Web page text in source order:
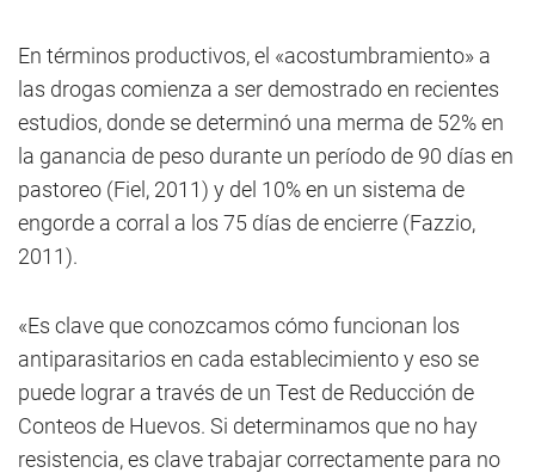
En términos productivos, el «acostumbramiento» a
las drogas comienza a ser demostrado en recientes
estudios, donde se determinó una merma de 52% en
la ganancia de peso durante un período de 90 días en
pastoreo (Fiel, 2011) y del 10% en un sistema de
engorde a corral a los 75 días de encierre (Fazzio,
2011).
«Es clave que conozcamos cómo funcionan los
antiparasitarios en cada establecimiento y eso se
puede lograr a través de un Test de Reducción de
Conteos de Huevos. Si determinamos que no hay
resistencia, es clave trabajar correctamente para no